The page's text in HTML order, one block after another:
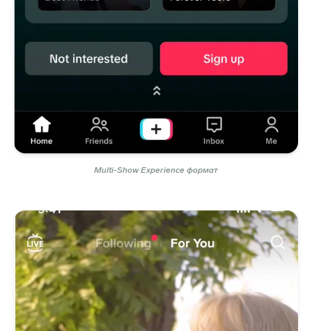
Multi-Show Experience формат